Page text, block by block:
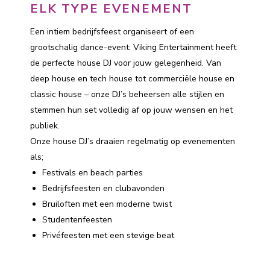
ELK TYPE EVENEMENT
Een intiem bedrijfsfeest organiseert of een
grootschalig dance-event: Viking Entertainment heeft
de perfecte house DJ voor jouw gelegenheid. Van
deep house en tech house tot commerciële house en
classic house – onze DJ’s beheersen alle stijlen en
stemmen hun set volledig af op jouw wensen en het
publiek.
Onze house DJ’s draaien regelmatig op evenementen
als;
Festivals en beach parties
Bedrijfsfeesten en clubavonden
Bruiloften met een moderne twist
Studentenfeesten
Privéfeesten met een stevige beat